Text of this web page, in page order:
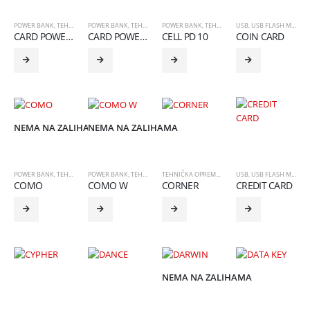
POWER BANK,TEHNOLOGIJA
CARD POWER 5
POWER BANK,TEHNOLOGIJA
CARD POWER 8
POWER BANK,TEHNOLOGIJA
CELL PD 10
USB, USB FLASH MEMORIJA
COIN CARD
NEMA NA ZALIHAMA
POWER BANK,TEHNOLOGIJA
COMO
NEMA NA ZALIHAMA
POWER BANK,TEHNOLOGIJA
COMO W
TEHNIČKA OPREMA, TEHNOLOGIJA
CORNER
USB, USB FLASH MEMORIJA
CREDIT CARD
NEMA NA ZALIHAMA